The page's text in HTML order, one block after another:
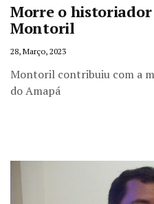
Morre o
Montoril
28, Março, 2023
Montoril contribuiu com a
do Amapá